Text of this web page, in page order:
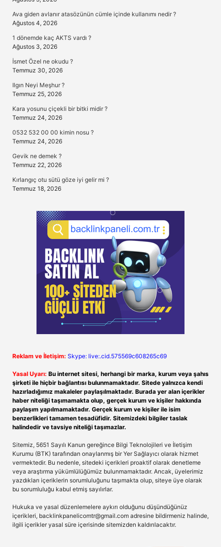
Ava giden avlanır atasözünün cümle içinde kullanımı nedir ?
Ağustos 4, 2026
1 dönemde kaç AKTS vardı ?
Ağustos 3, 2026
İsmet Özel ne okudu ?
Temmuz 30, 2026
Ilgın Neyi Meşhur ?
Temmuz 25, 2026
Kara yosunu çiçekli bir bitki midir ?
Temmuz 24, 2026
0532 532 00 00 kimin nosu ?
Temmuz 24, 2026
Gevik ne demek ?
Temmuz 22, 2026
Kırlangıç otu sütü göze iyi gelir mi ?
Temmuz 18, 2026
Reklam ve İletişim: Skype: live:.cid.575569c608265c69
Yasal Uyarı: Bu internet sitesi, herhangi bir marka, kurum veya şahıs
şirketi ile hiçbir bağlantısı bulunmamaktadır. Sitede yalnızca kendi
hazırladığımız makaleler paylaşılmaktadır. Burada yer alan içerikler
haber niteliği taşımamakta olup, gerçek kurum ve kişiler hakkında
paylaşım yapılmamaktadır. Gerçek kurum ve kişiler ile isim
benzerlikleri tamamen tesadüfidir. Sitemizdeki bilgiler taslak
halindedir ve tavsiye niteliği taşımazlar.
Sitemiz, 5651 Sayılı Kanun gereğince Bilgi Teknolojileri ve İletişim
Kurumu (BTK) tarafından onaylanmış bir Yer Sağlayıcı olarak hizmet
vermektedir. Bu nedenle, sitedeki içerikleri proaktif olarak denetleme
veya araştırma yükümlülüğümüz bulunmamaktadır. Ancak, üyelerimiz
yazdıkları içeriklerin sorumluluğunu taşımakta olup, siteye üye olarak
bu sorumluluğu kabul etmiş sayılırlar.
Hukuka ve yasal düzenlemelere aykırı olduğunu düşündüğünüz
içerikleri, backlinkpanelicomtr@gmail.com adresine bildirmeniz halinde,
ilgili içerikler yasal süre içerisinde sitemizden kaldırılacaktır.